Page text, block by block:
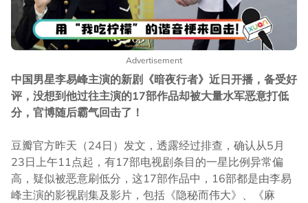
Advertisement
中国男星李易峰主演的新剧《暗夜行者》近日开播，备受好
评，没想到他过往主演的17部作品却被大量水军恶意打低
分，官博随后霸气回击了！
豆瓣官方昨天（24日）发文，透露经过排查，确认从5月
23日上午11点起，有17部电视剧条目的一星比例异常偏
高，疑似被恶意刷低分，这17部作品中，16部都是由李易
峰主演的影视剧集及影片，包括《隐秘而伟大》、《麻